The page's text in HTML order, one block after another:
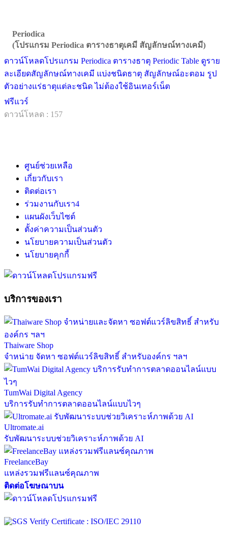
Periodica
(โปรแกรม Periodica ตารางธาตุเคมี สัญลักษณ์ทางเคมี)
ดาวน์โหลดโปรแกรม Periodica ตารางธาตุ Periodic Table ดูราย
ละเอียดสัญลักษณ์ทางเคมี แบ่งชนิดธาตุ สัญลักษณ์อะตอม รูป
ตัวอย่างแร่ธาตุแต่ละชนิด ไม่ต้องใช้อินเทอร์เน็ต
ฟรีแวร์
ดาวน์โหลด : 157
ศูนย์ช่วยเหลือ
เกี่ยวกับเรา
ติดต่อเรา
ร่วมงานกับเรา4
แผนผังเว็บไซต์
ตั้งค่าความเป็นส่วนตัว
นโยบายความเป็นส่วนตัว
นโยบายคุกกี้
บริการของเรา
Thaiware Shop
จำหน่าย จัดหา ซอฟต์แวร์ลิขสิทธิ์ สำหรับองค์กร ฯลฯ
TumWai Digital Agency
บริการรับทำการตลาดออนไลน์แบบไวๆ
Ultromate.ai
รับพัฒนาระบบช่วยวิเคราะห์ภาพด้วย AI
FreelanceBay
แหล่งรวมฟรีแลนซ์คุณภาพ
ติดต่อโฆษณาบน